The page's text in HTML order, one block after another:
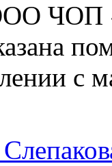
ЧОП
с